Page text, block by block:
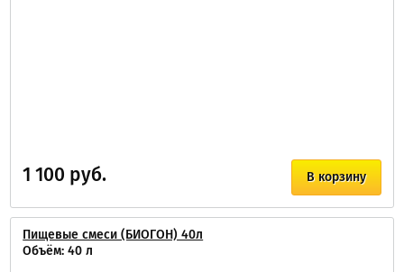
В корзину
1 100 руб.
Пищевые смеси (БИОГОН) 40л
Объём: 40 л